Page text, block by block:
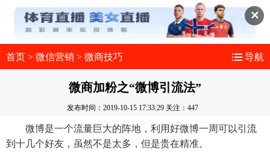
✕
首页 > 微信营销 > 微商技巧 导航
微商加粉之“微博引流法”
发布时间：2019-10-15 17:33:29 关注：447
微博是一个流量巨大的阵地，利用好微博一周可以引流
到十几个好友，虽然不是太多，但是贵在精准。